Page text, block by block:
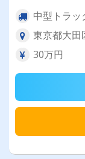
中型トラッ
東京都大田
30万円